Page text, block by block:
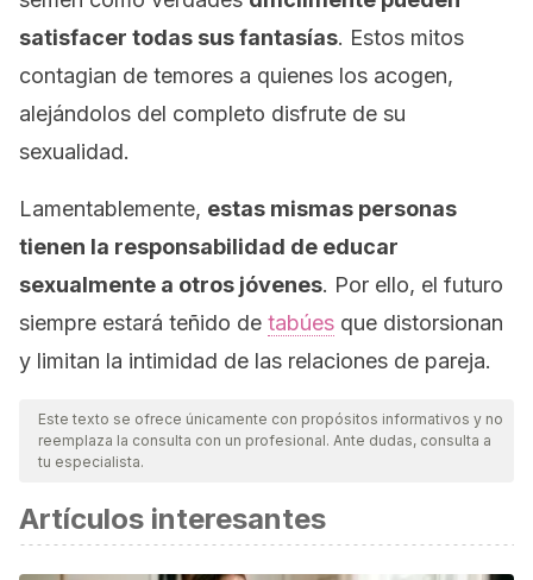
satisfacer todas sus fantasías. Estos mitos
contagian de temores a quienes los acogen,
alejándolos del completo disfrute de su
sexualidad.
Lamentablemente, estas mismas personas
tienen la responsabilidad de educar
sexualmente a otros jóvenes. Por ello, el futuro
siempre estará teñido de tabúes que distorsionan
y limitan la intimidad de las relaciones de pareja.
Este texto se ofrece únicamente con propósitos informativos y no
reemplaza la consulta con un profesional. Ante dudas, consulta a
tu especialista.
Artículos interesantes